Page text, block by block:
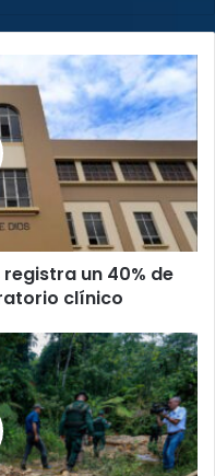
un 40% de
clínico